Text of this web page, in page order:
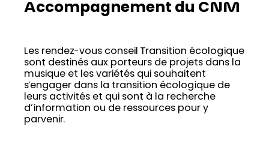
Accompagnement du CNM
Les rendez-vous conseil Transition écologique
sont destinés aux porteurs de projets dans la
musique et les variétés qui souhaitent
s’engager dans la transition écologique de
leurs activités et qui sont à la recherche
d’information ou de ressources pour y
parvenir.